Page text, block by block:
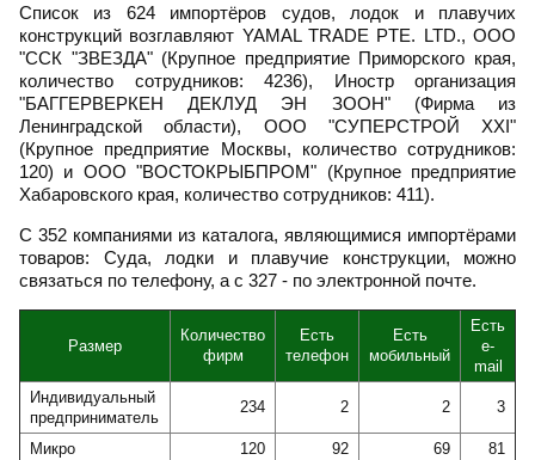
Список из 624 импортёров судов, лодок и плавучих
конструкций возглавляют YAMAL TRADE PTE. LTD., ООО
"ССК "ЗВЕЗДА" (Крупное предприятие Приморского края,
количество сотрудников: 4236), Иностр организация
"БАГГЕРВЕРКЕН ДЕКЛУД ЭН ЗООН" (Фирма из
Ленинградской области), ООО "СУПЕРСТРОЙ XXI"
(Крупное предприятие Москвы, количество сотрудников:
120) и ООО "ВОСТОКРЫБПРОМ" (Крупное предприятие
Хабаровского края, количество сотрудников: 411).
С 352 компаниями из каталога, являющимися импортёрами
товаров: Суда, лодки и плавучие конструкции, можно
связаться по телефону, а с 327 - по электронной почте.
Размер
Количество
фирм
Есть
телефон
Есть
мобильный
Есть
e-
mail
Индивидуальный
предприниматель
234 2 2 3
Микро 120 92 69
81